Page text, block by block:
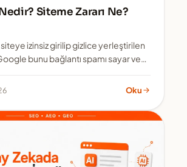
Siteme Zararı Ne?
izinsiz girilip gizlice yerleştirilen
bunu bağlantı spamı sayar ve
Oku